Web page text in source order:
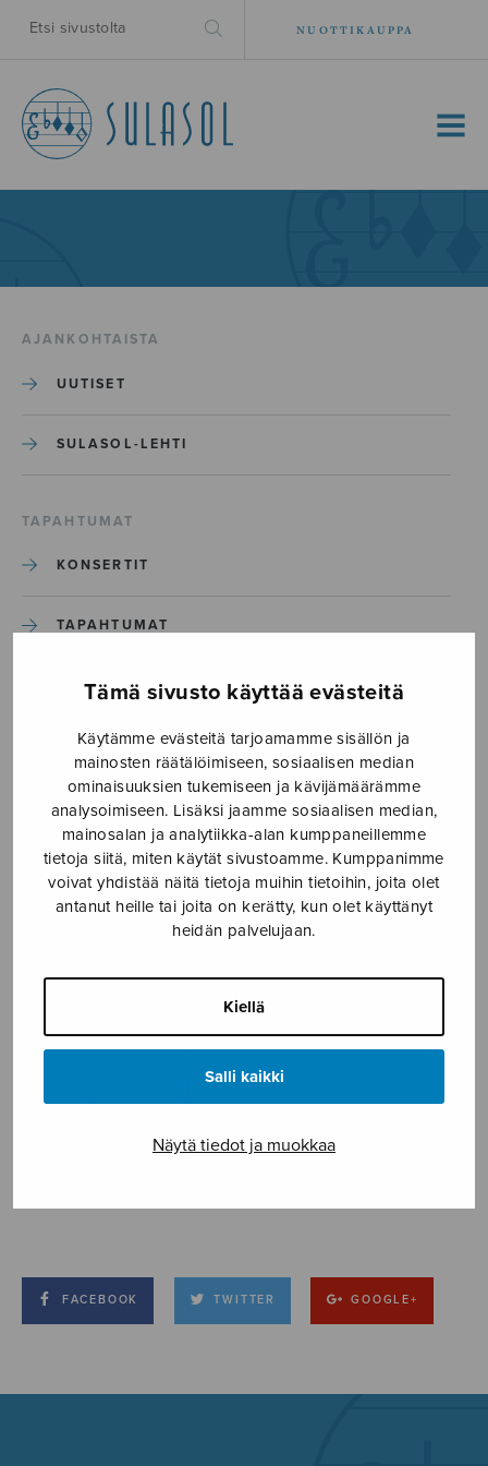
Tämä sivusto käyttää evästeitä
Käytämme evästeitä tarjoamamme sisällön ja
mainosten räätälöimiseen, sosiaalisen median
ominaisuuksien tukemiseen ja kävijämäärämme
analysoimiseen. Lisäksi jaamme sosiaalisen median,
mainosalan ja analytiikka-alan kumppaneillemme
tietoja siitä, miten käytät sivustoamme. Kumppanimme
voivat yhdistää näitä tietoja muihin tietoihin, joita olet
antanut heille tai joita on kerätty, kun olet käyttänyt
heidän palvelujaan.
Kiellä
Salli kaikki
Näytä tiedot ja muokkaa
NUOTTIKAUPPA
MENU
AJANKOHTAISTA
UUTISET
SULASOL-LEHTI
TAPAHTUMAT
KONSERTIT
TAPAHTUMAT
ILMOITA TAPAHTUMA
Etusivu › Media › Missa Gregoriana_S3198
Missa Gregoriana_S3198
16.4.2026
FACEBOOK TWITTER GOOGLE+